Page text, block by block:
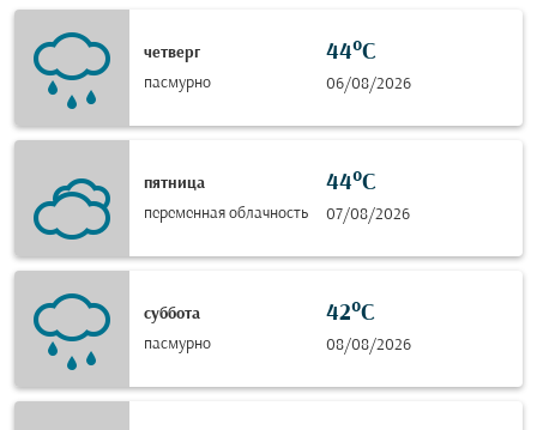
четверг
пасмурно
44°C
06/08/2026
пятница
переменная облачность
44°C
07/08/2026
суббота
пасмурно
42°C
08/08/2026